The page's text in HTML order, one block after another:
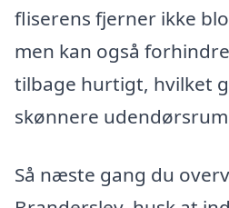
fliserens fjerner ikke
men kan også
tilbage hurtigt, hvilket
skønnere
Så næste gang du